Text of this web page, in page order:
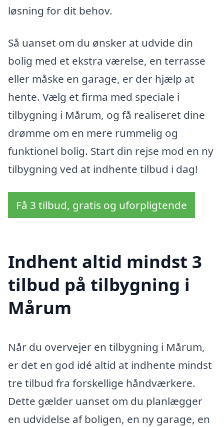
løsning for dit behov.
Så uanset om du ønsker at udvide din
bolig med et ekstra værelse, en terrasse
eller måske en garage, er der hjælp at
hente. Vælg et firma med speciale i
tilbygning i Mårum, og få realiseret dine
drømme om en mere rummelig og
funktionel bolig. Start din rejse mod en ny
tilbygning ved at indhente tilbud i dag!
Få 3 tilbud, gratis og uforpligtende
Indhent altid mindst 3
tilbud på tilbygning i
Mårum
Når du overvejer en tilbygning i Mårum,
er det en god idé altid at indhente mindst
tre tilbud fra forskellige håndværkere.
Dette gælder uanset om du planlægger
en udvidelse af boligen, en ny garage, en